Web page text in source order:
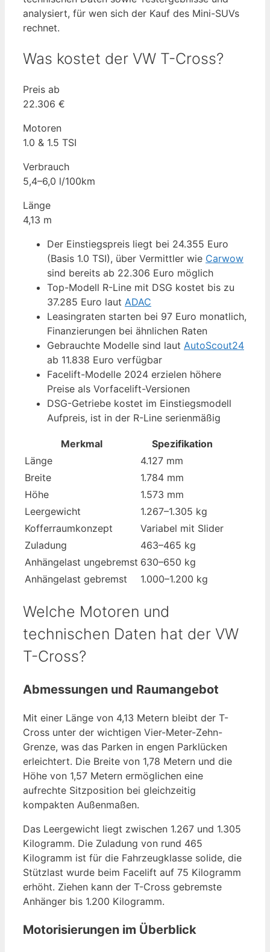
analysiert, für wen sich der Kauf des Mini-SUVs
rechnet.
Was kostet der VW T-Cross?
Preis ab
22.306 €
Motoren
1.0 & 1.5 TSI
Verbrauch
5,4–6,0 l/100km
Länge
4,13 m
Der Einstiegspreis liegt bei 24.355 Euro
(Basis 1.0 TSI), über Vermittler wie Carwow
sind bereits ab 22.306 Euro möglich
Top-Modell R-Line mit DSG kostet bis zu
37.285 Euro laut ADAC
Leasingraten starten bei 97 Euro monatlich,
Finanzierungen bei ähnlichen Raten
Gebrauchte Modelle sind laut AutoScout24
ab 11.838 Euro verfügbar
Facelift-Modelle 2024 erzielen höhere
Preise als Vorfacelift-Versionen
DSG-Getriebe kostet im Einstiegsmodell
Aufpreis, ist in der R-Line serienmäßig
Merkmal
Spezifikation
Länge
4.127 mm
Breite
1.784 mm
Höhe
1.573 mm
Leergewicht
1.267–1.305 kg
Kofferraumkonzept
Variabel mit Slider
Zuladung
463–465 kg
Anhängelast ungebremst 630–650 kg
Anhängelast gebremst
1.000–1.200 kg
Welche Motoren und
technischen Daten hat der VW
T-Cross?
Abmessungen und Raumangebot
Mit einer Länge von 4,13 Metern bleibt der T-
Cross unter der wichtigen Vier-Meter-Zehn-
Grenze, was das Parken in engen Parklücken
erleichtert. Die Breite von 1,78 Metern und die
Höhe von 1,57 Metern ermöglichen eine
aufrechte Sitzposition bei gleichzeitig
kompakten Außenmaßen.
Das Leergewicht liegt zwischen 1.267 und 1.305
Kilogramm. Die Zuladung von rund 465
Kilogramm ist für die Fahrzeugklasse solide, die
Stützlast wurde beim Facelift auf 75 Kilogramm
erhöht. Ziehen kann der T-Cross gebremste
Anhänger bis 1.200 Kilogramm.
Motorisierungen im Überblick